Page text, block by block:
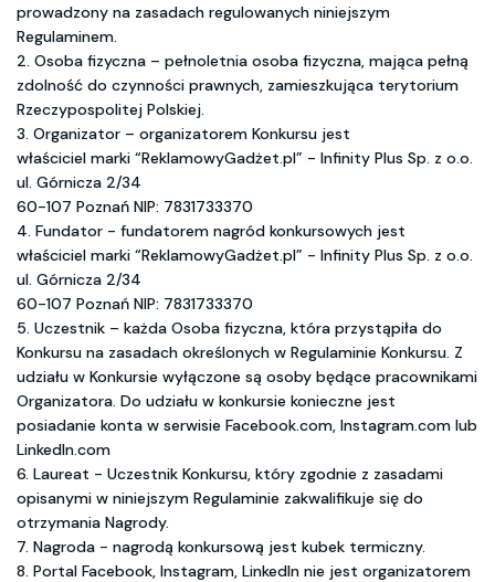
prowadzony na zasadach regulowanych niniejszym
Regulaminem.
2. Osoba fizyczna – pełnoletnia osoba fizyczna, mająca pełną
zdolność do czynności prawnych, zamieszkująca terytorium
Rzeczypospolitej Polskiej.
3. Organizator – organizatorem Konkursu jest
właściciel marki “ReklamowyGadżet.pl” - Infinity Plus Sp. z o.o.
ul. Górnicza 2/34
60-107 Poznań NIP: 7831733370
4. Fundator - fundatorem nagród konkursowych jest
właściciel marki “ReklamowyGadżet.pl” - Infinity Plus Sp. z o.o.
ul. Górnicza 2/34
60-107 Poznań NIP: 7831733370
5. Uczestnik – każda Osoba fizyczna, która przystąpiła do
Konkursu na zasadach określonych w Regulaminie Konkursu. Z
udziału w Konkursie wyłączone są osoby będące pracownikami
Organizatora. Do udziału w konkursie konieczne jest
posiadanie konta w serwisie Facebook.com, Instagram.com lub
LinkedIn.com
6. Laureat - Uczestnik Konkursu, który zgodnie z zasadami
opisanymi w niniejszym Regulaminie zakwalifikuje się do
otrzymania Nagrody.
7. Nagroda - nagrodą konkursową jest kubek termiczny.
8. Portal Facebook, Instagram, LinkedIn nie jest organizatorem